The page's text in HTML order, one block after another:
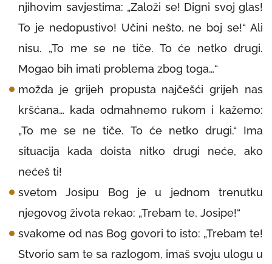
njihovim savjestima: „Založi se! Digni svoj glas!
To je nedopustivo! Učini nešto, ne boj se!“ Ali
nisu. „To me se ne tiče. To će netko drugi.
Mogao bih imati problema zbog toga…“
možda je grijeh propusta najčešći grijeh nas
kršćana… kada odmahnemo rukom i kažemo:
„To me se ne tiče. To će netko drugi.“ Ima
situacija kada doista nitko drugi neće, ako
nećeš ti!
svetom Josipu Bog je u jednom trenutku
njegovog života rekao: „Trebam te, Josipe!“
svakome od nas Bog govori to isto: „Trebam te!
Stvorio sam te sa razlogom, imaš svoju ulogu u